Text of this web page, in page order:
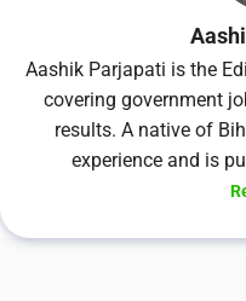
Aashik Parjapati is the
covering government
results. A native of
experience and is